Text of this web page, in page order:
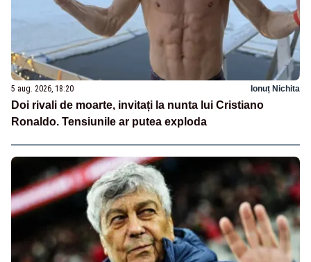
5 aug. 2026, 18:20 Ionuț Nichita
Doi rivali de moarte, invitați la nunta lui Cristiano
Ronaldo. Tensiunile ar putea exploda